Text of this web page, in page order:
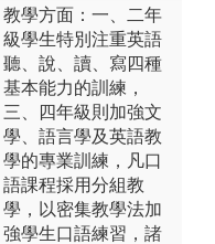
教學方面：一、二年
級學生特別注重英語
聽、說、讀、寫四種
基本能力的訓練，
三、四年級則加強文
學、語言學及英語教
學的專業訓練，凡口
語課程採用分組教
學，以密集教學法加
強學生口語練習，諸